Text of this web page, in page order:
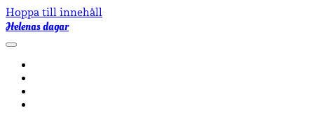
Hoppa till innehåll
Helenas dagar
öppna